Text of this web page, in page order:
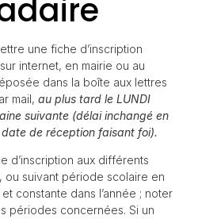
une fiche d’inscription
internet, en mairie ou au
dans la boîte aux lettres
mail, au plus tard le LUNDI
suivante (délai inchangé en
de réception faisant foi).
d’inscription aux différents
ou suivant période scolaire en
constante dans l’année ; noter
périodes concernées. Si un